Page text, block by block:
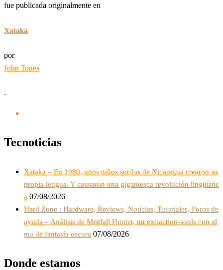
fue publicada originalmente en
Xataka
por
John Tones
.
Tecnoticias
Xataka – En 1980, unos niños sordos de Nicaragua crearon su
propia lengua. Y causaron una gigantesca revolución lingüístic
a 07/08/2026
Hard Zone : Hardware, Reviews, Noticias, Tutoriales, Foros de
ayuda – Análisis de Mistfall Hunter, un extraction-souls con al
ma de fantasía oscura 07/08/2026
Donde estamos